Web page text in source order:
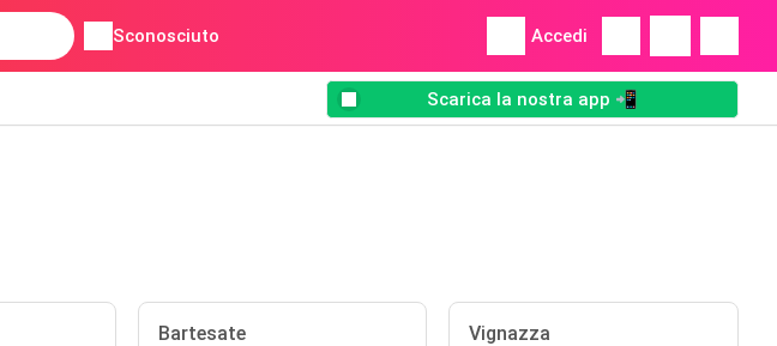
Sconosciuto Accedi
Scarica la nostra app 📲
Bartesate Vignazza